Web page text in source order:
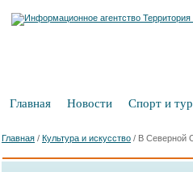
Главная Новости Спорт и
Главная / Культура и искусство / В Северной